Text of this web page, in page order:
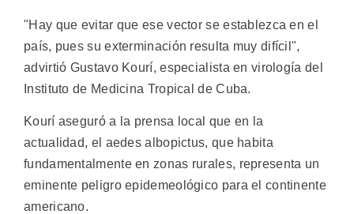
"Hay que evitar que ese vector se establezca en el
país, pues su exterminación resulta muy difícil",
advirtió Gustavo Kourí, especialista en virología del
Instituto de Medicina Tropical de Cuba.
Kourí aseguró a la prensa local que en la
actualidad, el aedes albopictus, que habita
fundamentalmente en zonas rurales, representa un
eminente peligro epidemeológico para el continente
americano.